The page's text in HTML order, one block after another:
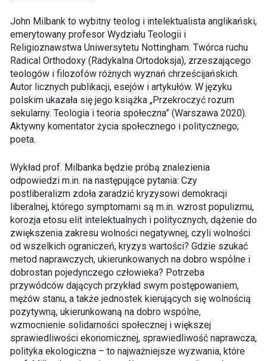
John Milbank to wybitny teolog i intelektualista anglikański,
emerytowany profesor Wydziału Teologii i
Religioznawstwa Uniwersytetu Nottingham. Twórca ruchu
Radical Orthodoxy (Radykalna Ortodoksja), zrzeszającego
teologów i filozofów różnych wyznań chrześcijańskich.
Autor licznych publikacji, esejów i artykułów. W języku
polskim ukazała się jego książka „Przekroczyć rozum
sekularny. Teologia i teoria społeczna” (Warszawa 2020).
Aktywny komentator życia społecznego i politycznego;
poeta.
Wykład prof. Milbanka będzie próbą znalezienia
odpowiedzi m.in. na następujące pytania: Czy
postliberalizm zdoła zaradzić kryzysowi demokracji
liberalnej, którego symptomami są m.in. wzrost populizmu,
korozja etosu elit intelektualnych i politycznych, dążenie do
zwiększenia zakresu wolności negatywnej, czyli wolności
od wszelkich ograniczeń, kryzys wartości? Gdzie szukać
metod naprawczych, ukierunkowanych na dobro wspólne i
dobrostan pojedynczego człowieka? Potrzeba
przywódców dających przykład swym postępowaniem,
mężów stanu, a także jednostek kierujących się wolnością
pozytywną, ukierunkowaną na dobro wspólne,
wzmocnienie solidarności społecznej i większej
sprawiedliwości ekonomicznej, sprawiedliwość naprawcza,
polityka ekologiczna – to najważniejsze wyzwania, które